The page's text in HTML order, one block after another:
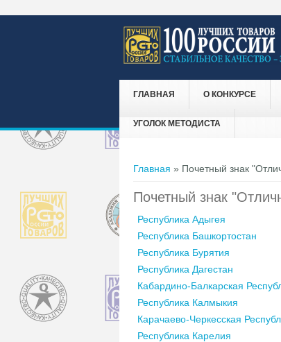
ГЛАВНАЯ О КОНКУРСЕ
УГОЛОК МЕТОДИСТА
Вы здесь
Главная » Почетный знак
Почетный знак
Республика Адыгея
Республика Башкортостан
Республика Бурятия
Республика Дагестан
Кабардино-Балкарская
Республика Калмыкия
Карачаево-Черкесская
Республика Карелия